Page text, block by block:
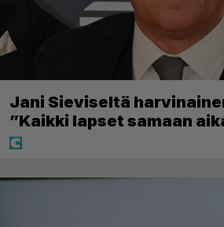
Jani Sieviseltä
”Kaikki lapset samaan